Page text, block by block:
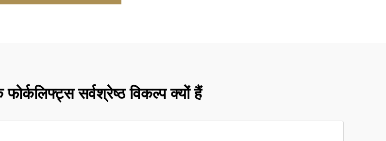
सर्वश्रेष्ठ विकल्प क्यों हैं